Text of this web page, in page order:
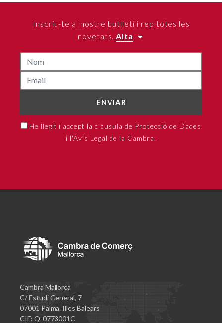
Inscriu-te al nostre butlletí i rep totes les
novetats. Alta
ENVIAR
He llegit i accept la clàusula de Protecció de Dades
i l'Avís Legal de la Cambra.
Cambra Mallorca
C/ Estudi General, 7
07001 Palma. Illes Balears
CIF: Q-0773001C